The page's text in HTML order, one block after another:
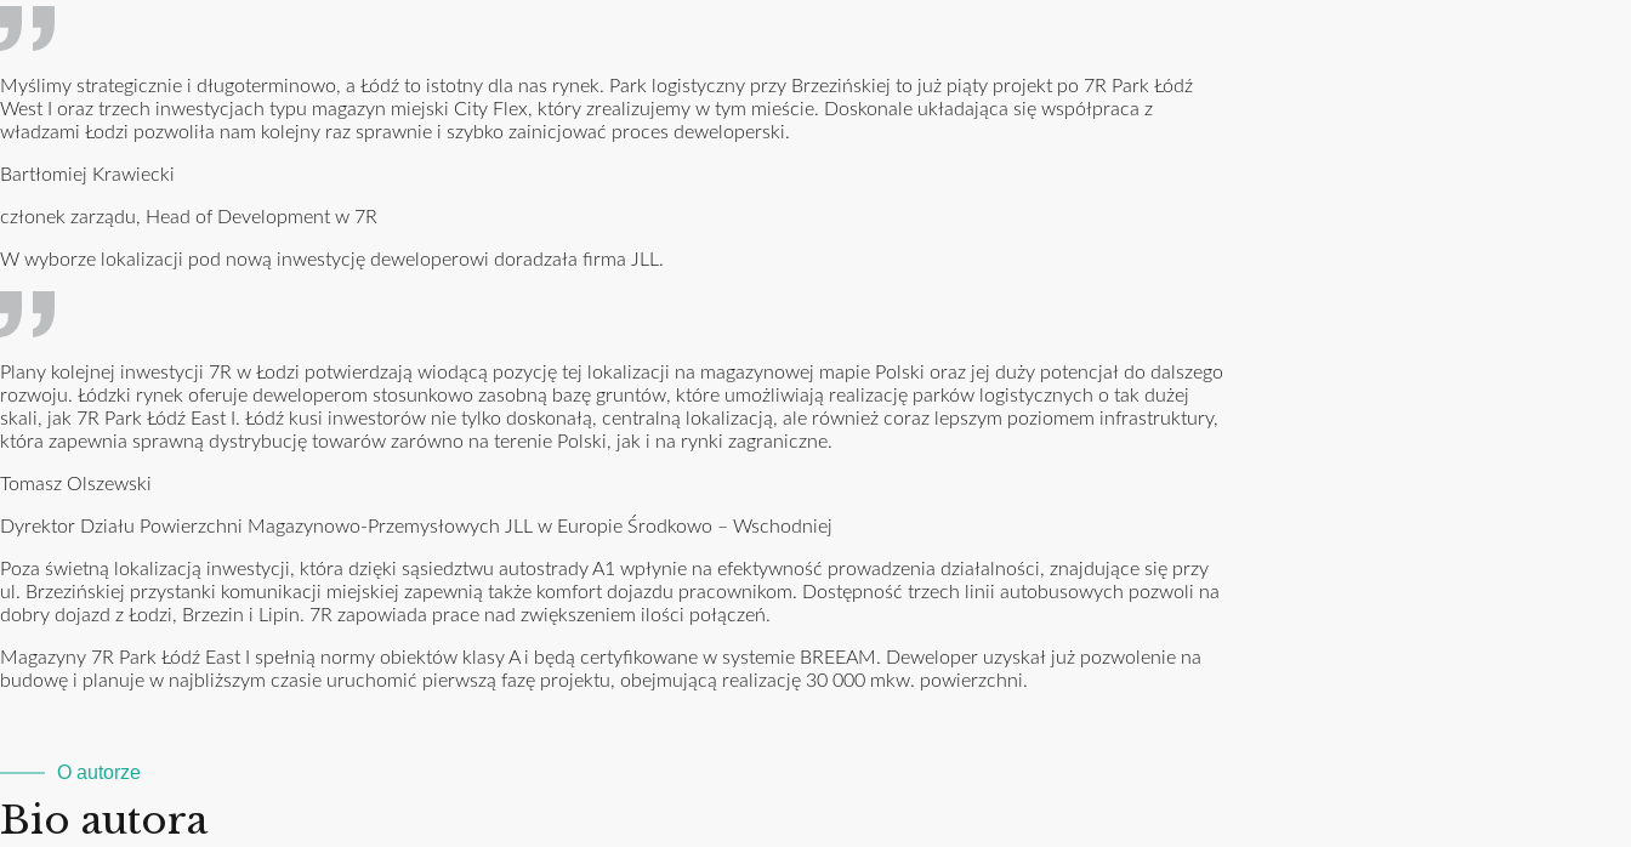
Myślimy strategicznie i długoterminowo, a Łódź to istotny dla nas rynek. Park logistyczny przy Brzezińskiej to już piąty projekt po 7R Park Łódź
West I oraz trzech inwestycjach typu magazyn miejski City Flex, który zrealizujemy w tym mieście. Doskonale układająca się współpraca z
władzami Łodzi pozwoliła nam kolejny raz sprawnie i szybko zainicjować proces deweloperski.
Bartłomiej Krawiecki
członek zarządu, Head of Development w 7R
W wyborze lokalizacji pod nową inwestycję deweloperowi doradzała firma JLL.
Plany kolejnej inwestycji 7R w Łodzi potwierdzają wiodącą pozycję tej lokalizacji na magazynowej mapie Polski oraz jej duży potencjał do dalszego
rozwoju. Łódzki rynek oferuje deweloperom stosunkowo zasobną bazę gruntów, które umożliwiają realizację parków logistycznych o tak dużej
skali, jak 7R Park Łódź East I. Łódź kusi inwestorów nie tylko doskonałą, centralną lokalizacją, ale również coraz lepszym poziomem infrastruktury,
która zapewnia sprawną dystrybucję towarów zarówno na terenie Polski, jak i na rynki zagraniczne.
Tomasz Olszewski
Dyrektor Działu Powierzchni Magazynowo-Przemysłowych JLL w Europie Środkowo – Wschodniej
Poza świetną lokalizacją inwestycji, która dzięki sąsiedztwu autostrady A1 wpłynie na efektywność prowadzenia działalności, znajdujące się przy
ul. Brzezińskiej przystanki komunikacji miejskiej zapewnią także komfort dojazdu pracownikom. Dostępność trzech linii autobusowych pozwoli na
dobry dojazd z Łodzi, Brzezin i Lipin. 7R zapowiada prace nad zwiększeniem ilości połączeń.
Magazyny 7R Park Łódź East I spełnią normy obiektów klasy A i będą certyfikowane w systemie BREEAM. Deweloper uzyskał już pozwolenie na
budowę i planuje w najbliższym czasie uruchomić pierwszą fazę projektu, obejmującą realizację 30 000 mkw. powierzchni.
O autorze
Bio autora